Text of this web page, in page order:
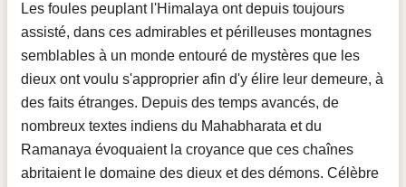
Les foules peuplant l'Himalaya ont depuis toujours
assisté, dans ces admirables et périlleuses montagnes
semblables à un monde entouré de mystères que les
dieux ont voulu s'approprier afin d'y élire leur demeure, à
des faits étranges. Depuis des temps avancés, de
nombreux textes indiens du Mahabharata et du
Ramanaya évoquaient la croyance que ces chaînes
abritaient le domaine des dieux et des démons. Célèbre